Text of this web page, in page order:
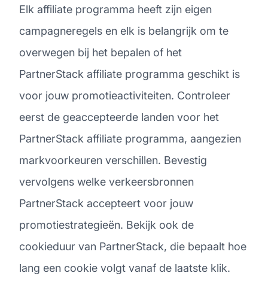
Elk affiliate programma heeft zijn eigen
campagneregels en elk is belangrijk om te
overwegen bij het bepalen of het
PartnerStack affiliate programma geschikt is
voor jouw promotieactiviteiten. Controleer
eerst de geaccepteerde landen voor het
PartnerStack affiliate programma, aangezien
markvoorkeuren verschillen. Bevestig
vervolgens welke verkeersbronnen
PartnerStack accepteert voor jouw
promotiestrategieën. Bekijk ook de
cookieduur van PartnerStack, die bepaalt hoe
lang een cookie volgt vanaf de laatste klik.